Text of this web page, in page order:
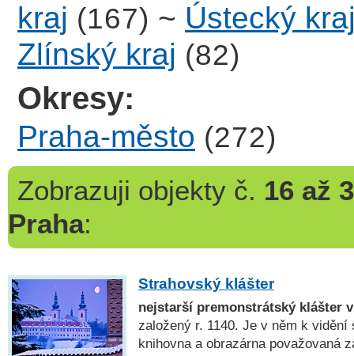
kraj (167) ~ Ústecký
Zlínský kraj (82)
Okresy:
Praha-město (272)
Zobrazuji objekty č. 16 až
Praha:
Strahovský klášter
nejstarší premonstrátský klášter
založený r. 1140. Je v něm k vidění
knihovna a obrazárna považovaná